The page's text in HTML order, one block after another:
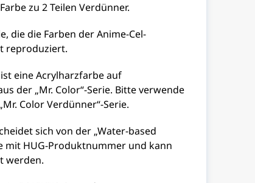
zu 2 Teilen Verdünner.
die die Farben der Anime-Cel-
reproduziert.
eine Acrylharzfarbe auf
der „Mr. Color“-Serie. Bitte verwende
Color Verdünner“-Serie.
sich von der „Water-based
mit HUG-Produktnummer und kann
werden.